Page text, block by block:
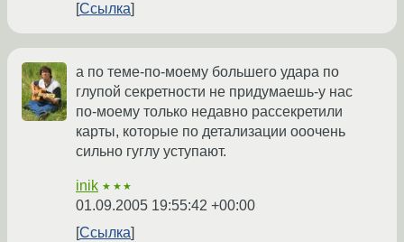
Ссылка
а по теме-по-моему большего удара по
глупой секретности не придумаешь-у нас
по-моему только недавно рассекретили
карты, которые по детализации ооочень
сильно гуглу уступают.
inik ★★★
01.09.2005 19:55:42 +00:00
Ссылка